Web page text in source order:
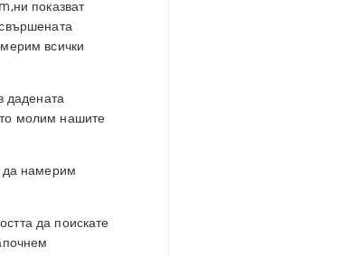
показват
всички
дадената
молим нашите
да намерим
да поискате